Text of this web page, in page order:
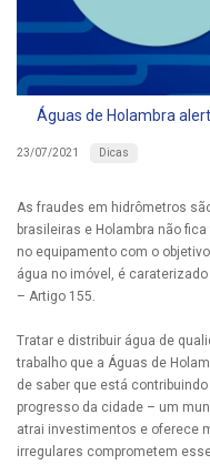
Águas de Holambra
23/07/2021 Dicas
As fraudes em hidrômetros
brasileiras e Holambra não
no equipamento com o
água no imóvel, é
– Artigo 155.
Tratar e distribuir água de
trabalho que a Águas de
de saber que está
progresso da cidade – um
atrai investimentos e oferece
irregulares comprometem